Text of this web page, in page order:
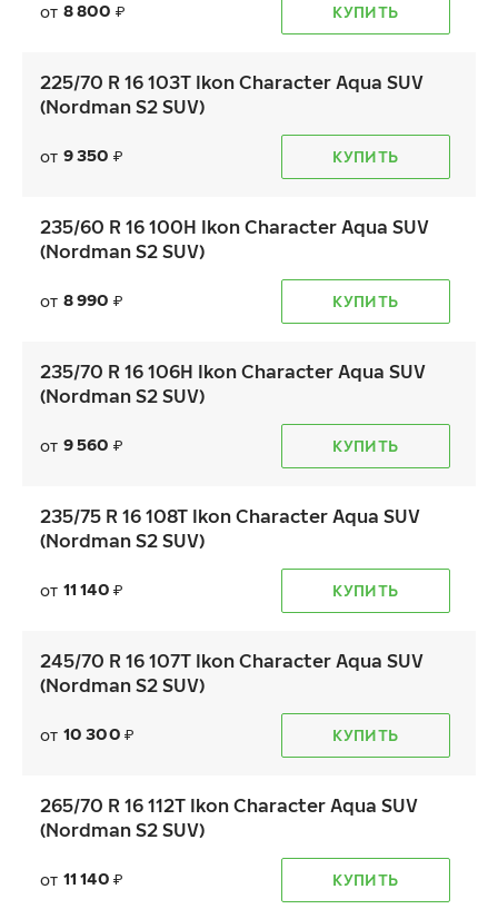
от 8 800 ₽ КУПИТЬ
225/70 R 16 103T Ikon Character Aqua SUV
(Nordman S2 SUV)
от 9 350 ₽ КУПИТЬ
235/60 R 16 100H Ikon Character Aqua SUV
(Nordman S2 SUV)
от 8 990 ₽ КУПИТЬ
235/70 R 16 106H Ikon Character Aqua SUV
(Nordman S2 SUV)
от 9 560 ₽ КУПИТЬ
235/75 R 16 108T Ikon Character Aqua SUV
(Nordman S2 SUV)
от 11 140 ₽ КУПИТЬ
245/70 R 16 107T Ikon Character Aqua SUV
(Nordman S2 SUV)
от 10 300 ₽ КУПИТЬ
265/70 R 16 112T Ikon Character Aqua SUV
(Nordman S2 SUV)
от 11 140 ₽ КУПИТЬ